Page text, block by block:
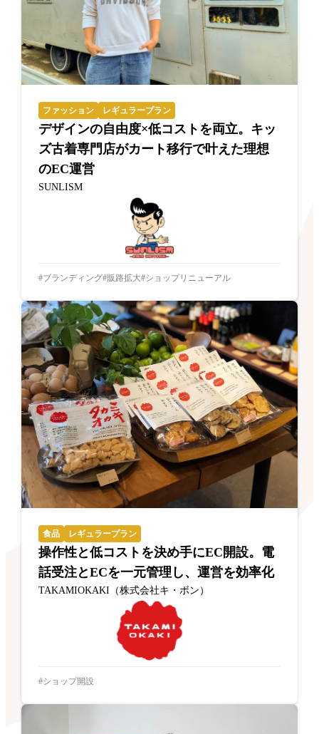
ファッション レギュラープラン
デザインの自由度×低コストを両立。キッ
ズ古着専門店がカート移行で叶えた理想
のEC運営
SUNLISM
ブランディング 販路拡大 ショップリニューアル
食品 レギュラープラン
操作性と低コストを決め手にEC開設。電
話受注とECを一元管理し、運営を効率化
TAKAMIOKAKI（株式会社キ・ボン）
ショップ開設